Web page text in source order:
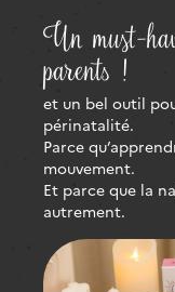
Un must-
parents !
et un bel outil
périnatalité.
Parce
mouvement.
Et parce que la
autrement.